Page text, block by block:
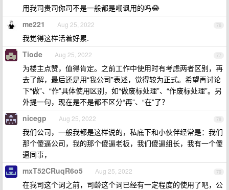
用我司贵司你司不是一般都是嘲讽用的吗😂
76
me221 Aug 25, 2022
我觉得这样活着好累.
77
Tiode Aug 25, 2022
为楼主点赞，值得肯定。之前工作中使用时有考虑两者区别，再
去了解，最后还是用“我公司”表述，觉得较为正式。希望再讨论
下“做”、“作”具体使用区别，如“做废标处理”、“作废标处理”。另
外提一句，现在是不是都不区分“再”、“在”了？
78
nicegp Aug 25, 2022
我们公司，一般我都是这样说的，私底下和小伙伴经常是：我们
那个傻逼公司，我的那个傻逼老板，我们傻逼组长，我有一个傻
逼同事，
79
mxT52CRuqR6o5 Aug 25, 2022
在我司这个词之前，司龄这个词已经有一定程度的使用了吧，公